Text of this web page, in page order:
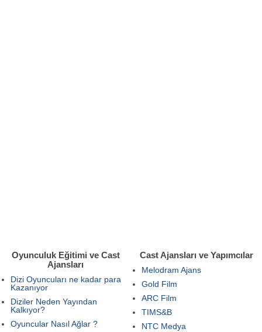
Oyunculuk Eğitimi ve Cast
Ajansları
Dizi Oyuncuları ne kadar para
Kazanıyor
Diziler Neden Yayından
Kalkıyor?
Oyuncular Nasıl Ağlar ?
Cast Ajansları ve Yapımcılar
Melodram Ajans
Gold Film
ARC Film
TIMS&B
NTC Medya